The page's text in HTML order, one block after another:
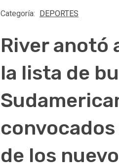
Categoría: DEPORTES
River anotó
la lista de
de los